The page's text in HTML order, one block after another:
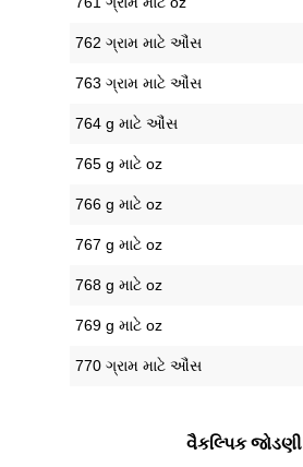
762 ગ્રામ માટે ઔંસ
763 ગ્રામ માટે ઔંસ
764 g માટે ઔંસ
765 g માટે oz
766 g માટે oz
767 g માટે oz
768 g માટે oz
769 g માટે oz
770 ગ્રામ માટે ઔંસ
વૈકલ્પિક જોડણી